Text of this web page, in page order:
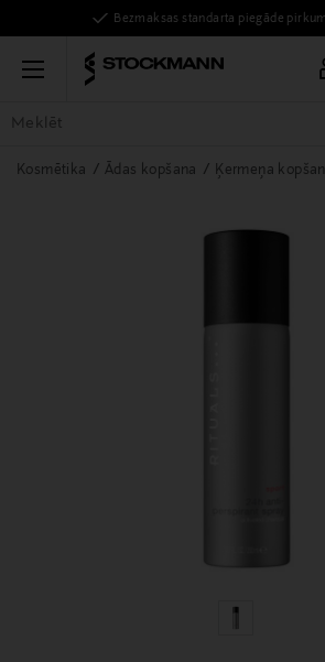
Bezmaksas standarta piegāde
Menu
VISAS PRECES SIEVIETĒM VĪRIEŠIEM
Kosmētika Ādas kopšana Ķermeņa